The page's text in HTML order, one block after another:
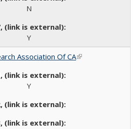
N
Y
Association Of CA(link is external)
Y